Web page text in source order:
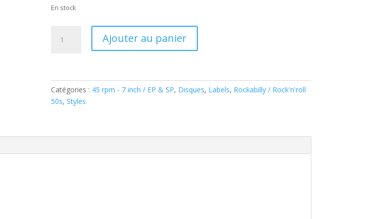
En stock
–
Pity
I
Ajouter au panier
Catégories : 45 rpm - 7 inch / EP & SP, Disques, Labels, Rockabilly / Rock'n'roll
50s, Styles